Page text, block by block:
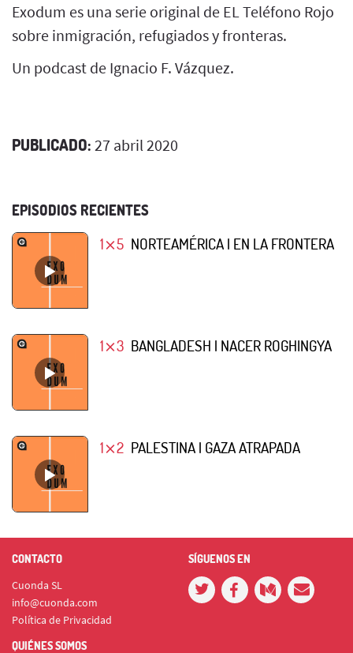
Exodum es una serie original de EL Teléfono Rojo
sobre inmigración, refugiados y fronteras.
Un podcast de Ignacio F. Vázquez.
PUBLICADO: 27 abril 2020
EPISODIOS RECIENTES
1⨯5 NORTEAMÉRICA | EN LA FRONTERA
1⨯3 BANGLADESH | NACER ROGHINGYA
1⨯2 PALESTINA | GAZA ATRAPADA
CONTACTO
Cuonda SL
info@cuonda.com
Política de Privacidad
SÍGUENOS EN
QUIÉNES SOMOS